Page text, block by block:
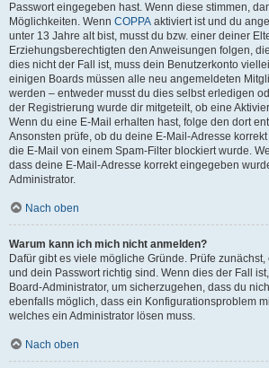
Passwort eingegeben hast. Wenn diese stimmen,
Möglichkeiten. Wenn COPPA aktiviert ist und du
unter 13 Jahre alt bist, musst du bzw. einer deiner
Erziehungsberechtigten den Anweisungen folgen,
dies nicht der Fall ist, muss dein Benutzerkonto
einigen Boards müssen alle neu angemeldeten
werden – entweder musst du dies selbst erledigen
der Registrierung wurde dir mitgeteilt, ob eine
Wenn du eine E-Mail erhalten hast, folge den dort
Ansonsten prüfe, ob du deine E-Mail-Adresse
die E-Mail von einem Spam-Filter blockiert wurde.
dass deine E-Mail-Adresse korrekt eingegeben
Administrator.
Nach oben
Warum kann ich mich nicht anmelden?
Dafür gibt es viele mögliche Gründe. Prüfe
und dein Passwort richtig sind. Wenn dies der Fall
Board-Administrator, um sicherzugehen, dass du
ebenfalls möglich, dass ein Konfigurationsproblem
welches ein Administrator lösen muss.
Nach oben